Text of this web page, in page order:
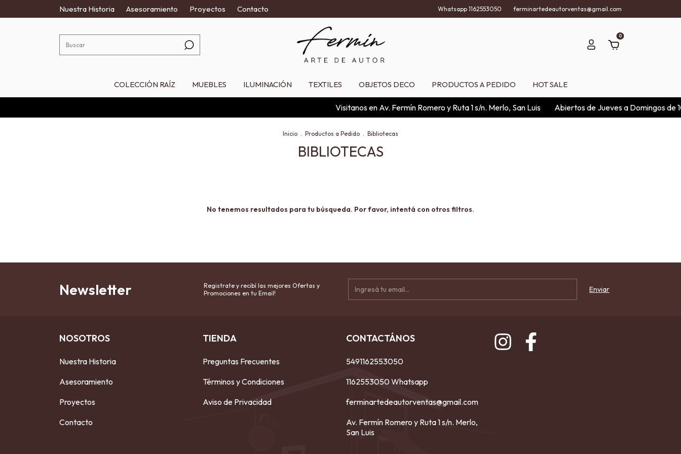
Nuestra Historia Asesoramiento Proyectos Contacto Whatsapp 1162553050 ferminartedeautorventas@gmail.com
0
COLECCIÓN RAÍZ MUEBLES ILUMINACIÓN TEXTILES OBJETOS DECO PRODUCTOS A PEDIDO HOT SALE
Visitanos en Av. Fermín Romero y Ruta 1 s/n. Merlo, San Luis Abiertos de Jueves a Domingos de
Inicio . Productos a Pedido . Bibliotecas
BIBLIOTECAS
No tenemos resultados para tu búsqueda. Por favor, intentá con otros filtros.
Newsletter
Registrate y recibí las mejores Ofertas y
Promociones en tu Email!
NOSOTROS
Nuestra Historia
Asesoramiento
Proyectos
Contacto
TIENDA
Preguntas Frecuentes
Términos y Condiciones
Aviso de Privacidad
CONTACTÁNOS
5491162553050
1162553050 Whatsapp
ferminartedeautorventas@gmail.com
Av. Fermín Romero y Ruta 1 s/n. Merlo,
San Luis